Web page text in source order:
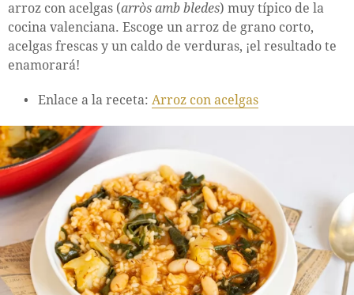
arroz con acelgas (arròs amb bledes) muy típico de la
cocina valenciana. Escoge un arroz de grano corto,
acelgas frescas y un caldo de verduras, ¡el resultado te
enamorará!
Enlace a la receta: Arroz con acelgas